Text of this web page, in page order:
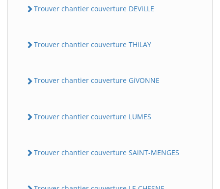
Trouver chantier couverture DEViLLE
Trouver chantier couverture THiLAY
Trouver chantier couverture GiVONNE
Trouver chantier couverture LUMES
Trouver chantier couverture SAiNT-MENGES